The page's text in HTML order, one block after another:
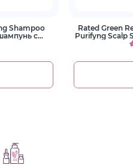
Shampoo
с
Rated Green
Purifyng Scalp